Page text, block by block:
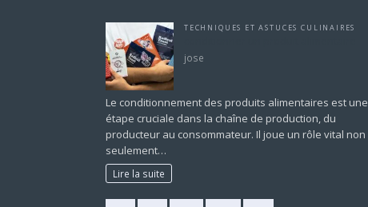
TECHNIQUES ET ASTUCES CULINAIRES
jose
Le conditionnement des produits alimentaires est une
étape cruciale dans la chaîne de production, du
producteur au consommateur. Il joue un rôle vital non
seulement…
Lire la suite